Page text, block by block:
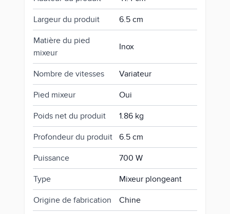
Largeur du produit 6.5 cm
Matière du pied
mixeur
Inox
Nombre de vitesses Variateur
Pied mixeur Oui
Poids net du produit 1.86 kg
Profondeur du produit 6.5 cm
Puissance 700 W
Type Mixeur plongeant
Origine de fabrication Chine